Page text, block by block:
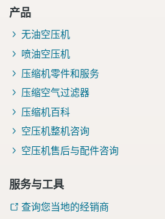
产品
无油空压机
喷油空压机
压缩机零件和服务
压缩空气过滤器
压缩机百科
空压机整机咨询
空压机售后与配件咨询
服务与工具
查询您当地的经销商